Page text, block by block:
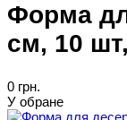
Форма
см, 10
0 грн.
У обране